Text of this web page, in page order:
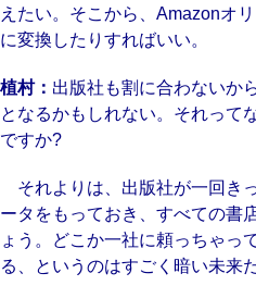
えたい。そこから、Amazonオ
に変換したりすればいい。
植村： 出版社も割に合わないか
となるかもしれない。それって
ですか?
それよりは、出版社が一回き
ータをもっておき、すべての書
ょう。どこか一社に頼っちゃっ
る、というのはすごく暗い未来